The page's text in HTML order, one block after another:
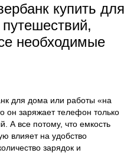
купить для
необходимые
для дома или работы «на
он заряжает телефон только
А все потому, что емкость
влияет на удобство
зарядок и